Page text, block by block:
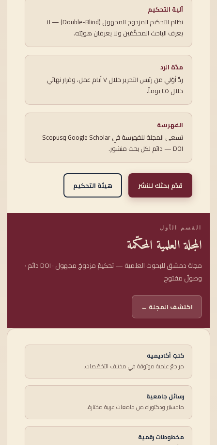
القسم الأول
المجلة العلمية المحكّمة
مجلة دمشق للبحوث العلمية — تحكيمٌ مزدوجٌ مجهول · DOI دائم ·
وصولٌ مفتوح
اكتشف المجلة ←
آلية التحكيم
نظام التحكيم المزدوج المجهول (Double-Blind) — لا
يعرف الباحث المحكّمَين ولا يعرفان هويّته.
مدّة الرد
ردٌّ أوّلي من رئيس التحرير خلال ٧ أيام عمل، وقرار نهائي
خلال ٤٥ يوماً.
الفهرسة
تسعى المجلة للفهرسة في Google Scholar وScopus
— DOI دائم لكل بحث منشور.
قدّم بحثك للنشر هيئة التحكيم
كتبٌ أكاديمية
مراجعٌ علمية موثوقة في مختلف التخصّصات.
رسائل جامعية
ماجستير ودكتوراه من جامعات عربية مختارة.
مخطوطات رقمية